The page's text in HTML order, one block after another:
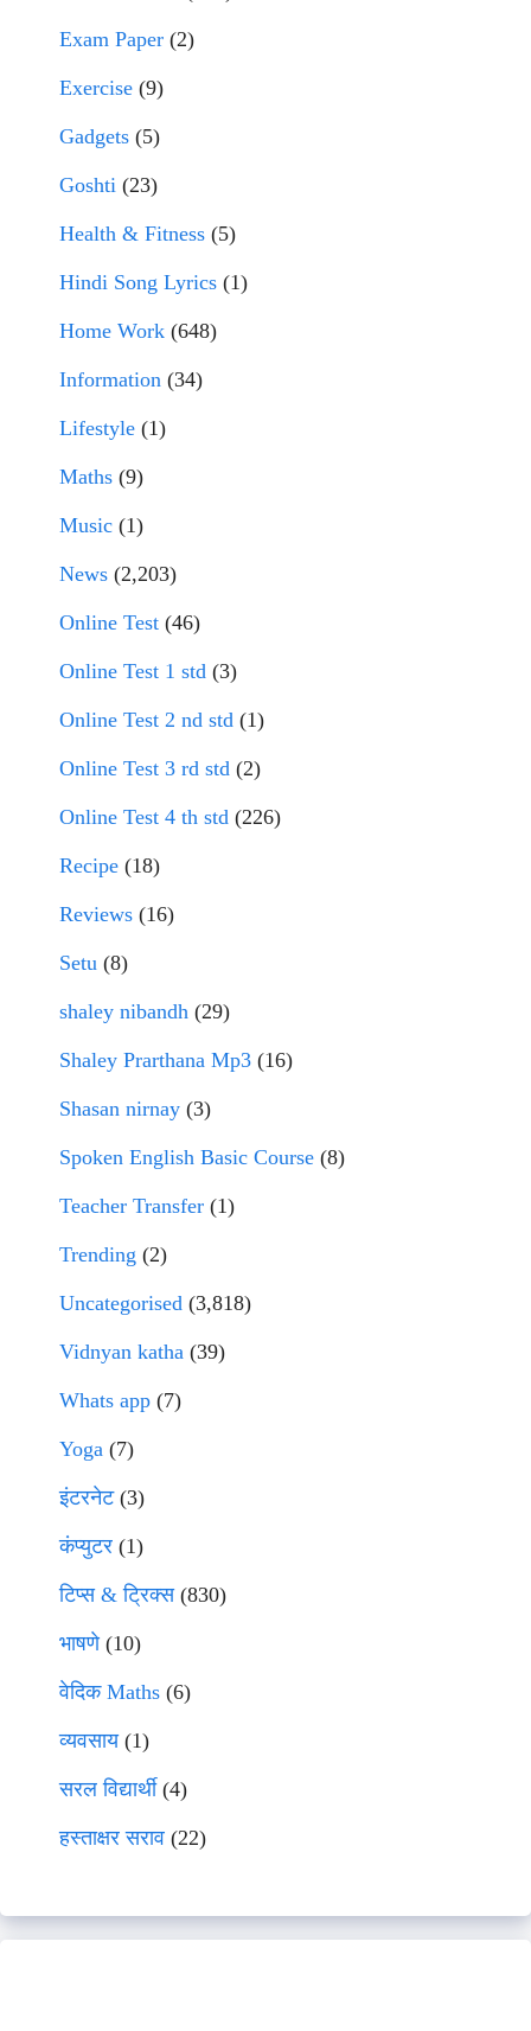
Exam Paper (2)
Exercise (9)
Gadgets (5)
Goshti (23)
Health & Fitness (5)
Hindi Song Lyrics (1)
Home Work (648)
Information (34)
Lifestyle (1)
Maths (9)
Music (1)
News (2,203)
Online Test (46)
Online Test 1 std (3)
Online Test 2 nd std (1)
Online Test 3 rd std (2)
Online Test 4 th std (226)
Recipe (18)
Reviews (16)
Setu (8)
shaley nibandh (29)
Shaley Prarthana Mp3 (16)
Shasan nirnay (3)
Spoken English Basic Course (8)
Teacher Transfer (1)
Trending (2)
Uncategorised (3,818)
Vidnyan katha (39)
Whats app (7)
Yoga (7)
इंटरनेट(3)
कंप्युटर (1)
टिप्स & ट्रिक्स(830)
भाषणे(10)
वेदिक Maths (6)
व्यवसाय(1)
सरल विद्यार्थी(4)
हस्ताक्षर सराव (22)